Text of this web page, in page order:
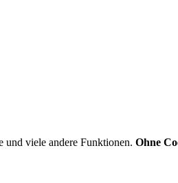
viele andere Funktionen. Ohne